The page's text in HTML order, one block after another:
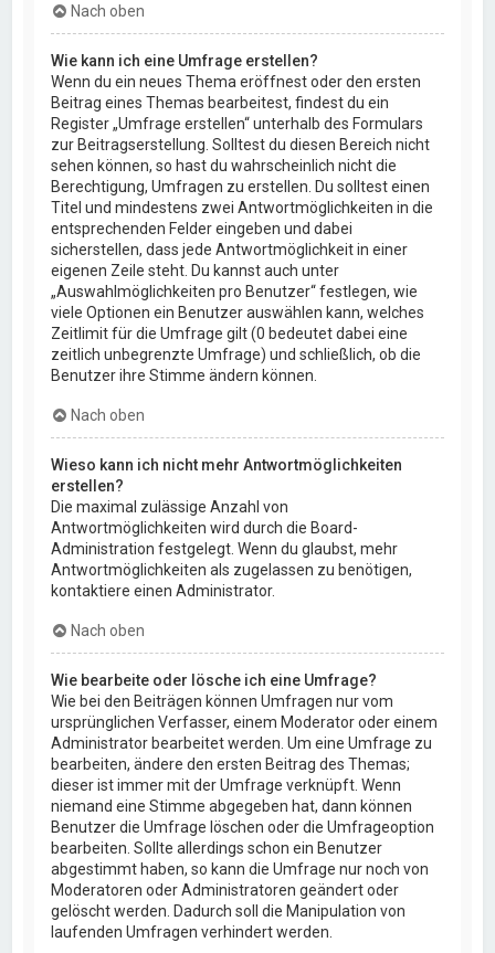
Nach oben
Wie kann ich eine Umfrage erstellen?
Wenn du ein neues Thema eröffnest oder den ersten
Beitrag eines Themas bearbeitest, findest du ein
Register „Umfrage erstellen“ unterhalb des Formulars
zur Beitragserstellung. Solltest du diesen Bereich nicht
sehen können, so hast du wahrscheinlich nicht die
Berechtigung, Umfragen zu erstellen. Du solltest einen
Titel und mindestens zwei Antwortmöglichkeiten in die
entsprechenden Felder eingeben und dabei
sicherstellen, dass jede Antwortmöglichkeit in einer
eigenen Zeile steht. Du kannst auch unter
„Auswahlmöglichkeiten pro Benutzer“ festlegen, wie
viele Optionen ein Benutzer auswählen kann, welches
Zeitlimit für die Umfrage gilt (0 bedeutet dabei eine
zeitlich unbegrenzte Umfrage) und schließlich, ob die
Benutzer ihre Stimme ändern können.
Nach oben
Wieso kann ich nicht mehr Antwortmöglichkeiten
erstellen?
Die maximal zulässige Anzahl von
Antwortmöglichkeiten wird durch die Board-
Administration festgelegt. Wenn du glaubst, mehr
Antwortmöglichkeiten als zugelassen zu benötigen,
kontaktiere einen Administrator.
Nach oben
Wie bearbeite oder lösche ich eine Umfrage?
Wie bei den Beiträgen können Umfragen nur vom
ursprünglichen Verfasser, einem Moderator oder einem
Administrator bearbeitet werden. Um eine Umfrage zu
bearbeiten, ändere den ersten Beitrag des Themas;
dieser ist immer mit der Umfrage verknüpft. Wenn
niemand eine Stimme abgegeben hat, dann können
Benutzer die Umfrage löschen oder die Umfrageoption
bearbeiten. Sollte allerdings schon ein Benutzer
abgestimmt haben, so kann die Umfrage nur noch von
Moderatoren oder Administratoren geändert oder
gelöscht werden. Dadurch soll die Manipulation von
laufenden Umfragen verhindert werden.